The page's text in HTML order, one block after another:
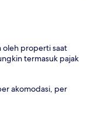
oleh properti saat
termasuk pajak
akomodasi, per